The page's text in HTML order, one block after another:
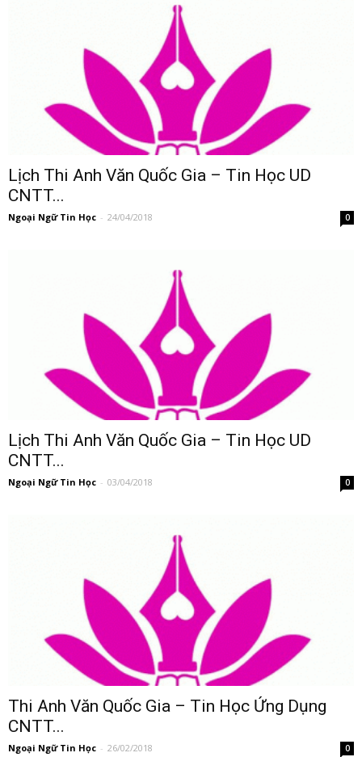
Lịch Thi Anh Văn Quốc Gia – Tin Học UD
CNTT...
Ngoại Ngữ Tin Học - 24/04/2018 0
Lịch Thi Anh Văn Quốc Gia – Tin Học UD
CNTT...
Ngoại Ngữ Tin Học - 03/04/2018 0
Thi Anh Văn Quốc Gia – Tin Học Ứng Dụng
CNTT...
Ngoại Ngữ Tin Học - 26/02/2018 0